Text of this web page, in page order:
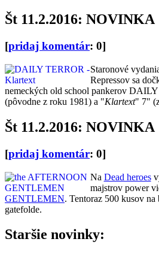
Št 11.2.2016: NOVINKA
[pridaj komentár: 0]
Staronové
Repressov sa
nemeckých old school pankerov
(pôvodne z roku 1981) a "Klartext" 7"
Št 11.2.2016: NOVINKA
[pridaj komentár: 0]
Na Dead heroes
majstrov power
GENTLEMEN. Tentoraz 500 kusov
gatefolde.
Staršie novinky: